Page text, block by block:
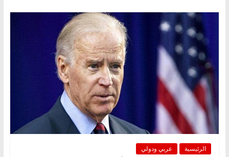
الرئيسية عربي ودولي